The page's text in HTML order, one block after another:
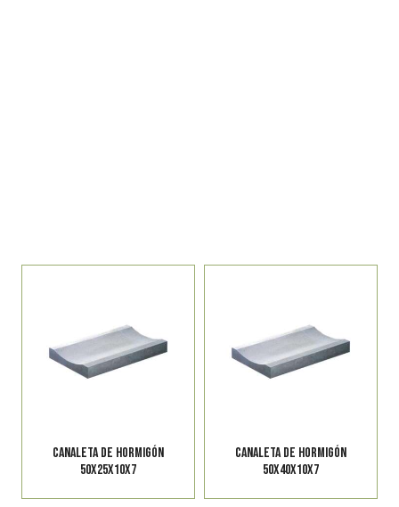
CANALETA DE HORMIGÓN
50X25X10X7
CANALETA DE HORMIGÓN
50X40X10X7